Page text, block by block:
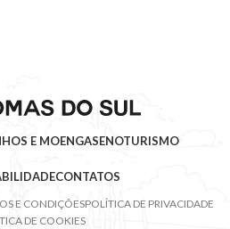
E MOENGASENOTURISMO
CONTATOS
E CONDIÇÕESPOLÍTICA DE PRIVACIDADE
DE COOKIES